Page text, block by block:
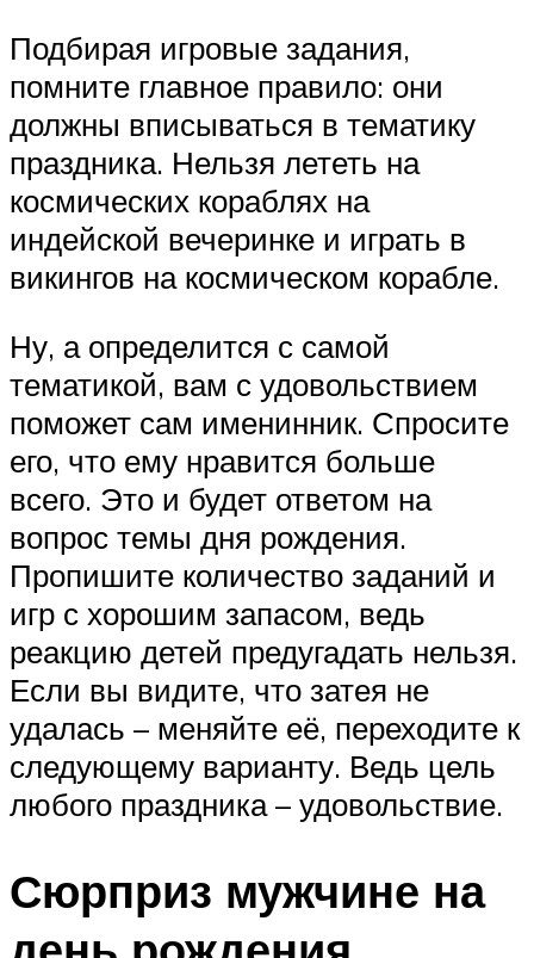
Подбирая игровые задания,
помните главное правило: они
должны вписываться в тематику
праздника. Нельзя лететь на
космических кораблях на
индейской вечеринке и играть в
викингов на космическом корабле.
Ну, а определится с самой
тематикой, вам с удовольствием
поможет сам именинник. Спросите
его, что ему нравится больше
всего. Это и будет ответом на
вопрос темы дня рождения.
Пропишите количество заданий и
игр с хорошим запасом, ведь
реакцию детей предугадать нельзя.
Если вы видите, что затея не
удалась – меняйте её, переходите к
следующему варианту. Ведь цель
любого праздника – удовольствие.
Сюрприз мужчине на